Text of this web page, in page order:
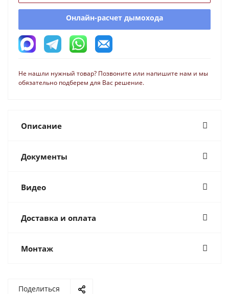
Онлайн-расчет дымохода
Не нашли нужный товар? Позвоните или напишите нам и мы
обязательно подберем для Вас решение.
Описание
Документы
Видео
Доставка и оплата
Монтаж
Поделиться